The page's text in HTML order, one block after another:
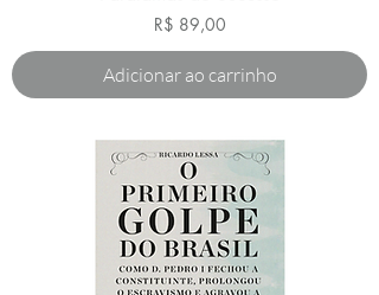
Preço
R$ 89,00
Adicionar ao carrinho